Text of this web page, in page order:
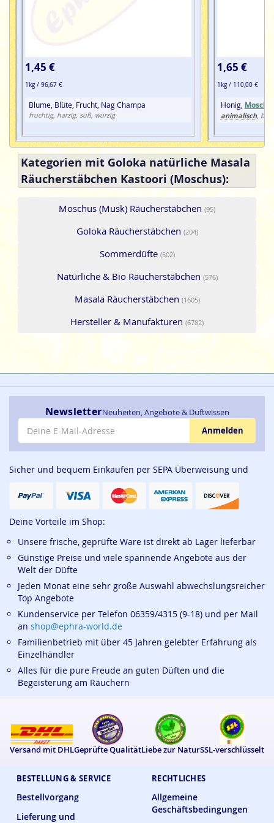
1,45 €
1kg / 96,67 €
Blume, Blüte, Frucht, Nag Champa
fruchtig, harzig, süß, würzig
1,65 €
1kg / 110,00 €
Honig,
animalisch,
Kategorien mit Goloka natürliche Masala
Räucherstäbchen Kastoori (Moschus):
Moschus (Musk) Räucherstäbchen (95)
Goloka Räucherstäbchen (204)
Sommerdüfte (502)
Natürliche & Bio Räucherstäbchen (576)
Masala Räucherstäbchen (1605)
Hersteller & Manufakturen (6782)
BESTELLUNG & SERVICE
Bestellvorgang
Lieferung und
RECHTLICHES
Allgemeine
Geschäftsbedingungen
NewsletterNeuheiten, Angebote & Duftwissen
E-Mail-Adresse
Anmelden
Sicher und bequem Einkaufen per SEPA Überweisung und
Deine Vorteile im Shop:
Unsere frische, geprüfte Ware ist direkt ab Lager lieferbar
Günstige Preise und viele spannende Angebote aus der
Welt der Düfte
Jeden Monat eine sehr große Auswahl abwechslungsreicher
Top Angebote
Kundenservice per Telefon 06359/4315 (9-18) und per Mail
an shop@ephra-world.de
Familienbetrieb mit über 45 Jahren gelebter Erfahrung als
Einzelhändler
Alles für die pure Freude an guten Düften und die
Begeisterung am Räuchern
Versand mit DHLGeprüfte QualitätLiebe zur NaturSSL-verschlüsselt